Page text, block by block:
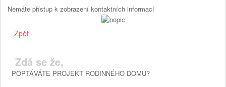
Nemáte přístup k zobrazení kontaktních informací
Zpět
Zdá se že,
POPTÁVÁTE PROJEKT RODINNÉHO DOMU?